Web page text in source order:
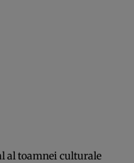
al toamnei culturale